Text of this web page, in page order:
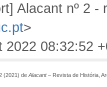
Alacant nº 2 -
>
08:32:52
de Alacant – Revista de História,